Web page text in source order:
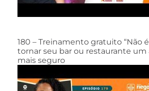
180 – Treinamento gratuito “Não
tornar seu bar ou restaurante
mais seguro